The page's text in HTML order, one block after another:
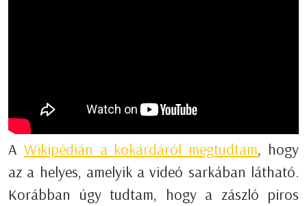
A Wikipédián a kokárdáról megtudtam, hogy
az a helyes, amelyik a videó sarkában látható.
Korábban úgy tudtam, hogy a zászló piros